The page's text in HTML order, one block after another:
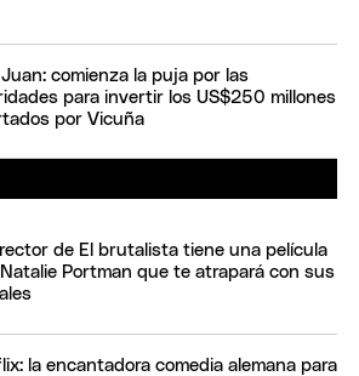
comienza la puja por las
para invertir los US$250 millones
por Vicuña
de El brutalista tiene una película
Portman que te atrapará con sus
la encantadora comedia alemana para